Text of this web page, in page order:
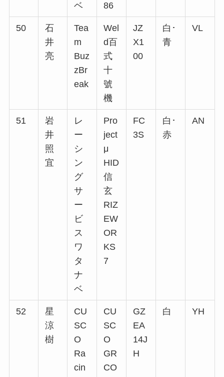
ベ
86
50
石
井
亮
Tea
m
Buz
zBr
eak
Wel
d百
式
十
號
機
JZ
X1
00
白･
青
VL
51
岩
井
照
宜
レ
ー
シ
ン
グ
サ
ー
ビ
ス
ワ
タ
ナ
ベ
Pro
ject
μ
HID
信
玄
RIZ
EW
OR
KS
7
FC
3S
白･
赤
AN
52
星
涼
樹
CU
SC
O
Ra
cin
CU
SC
O
GR
CO
GZ
EA
14J
H
白 YH